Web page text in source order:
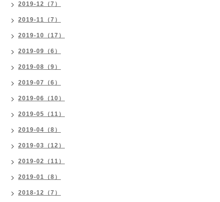
2019-12（7）
2019-11（7）
2019-10（17）
2019-09（6）
2019-08（9）
2019-07（6）
2019-06（10）
2019-05（11）
2019-04（8）
2019-03（12）
2019-02（11）
2019-01（8）
2018-12（7）